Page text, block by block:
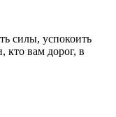
силы, успокоить
кто вам дорог, в